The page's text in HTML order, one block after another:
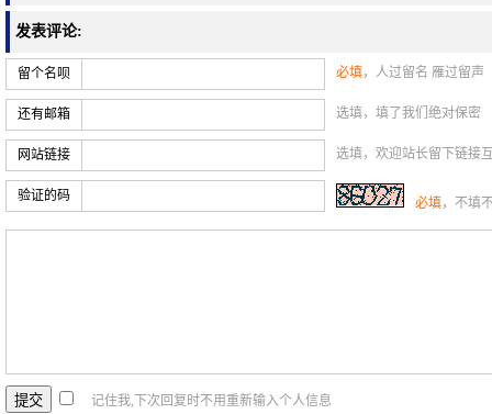
发表评论:
留个名呗 必填，人过留名 雁过留声
还有邮箱 选填，填了我们绝对保密
网站链接 选填，欢迎站长留下链接
验证的码 必填，不填
记住我,下次回复时不用重新输入个人信息